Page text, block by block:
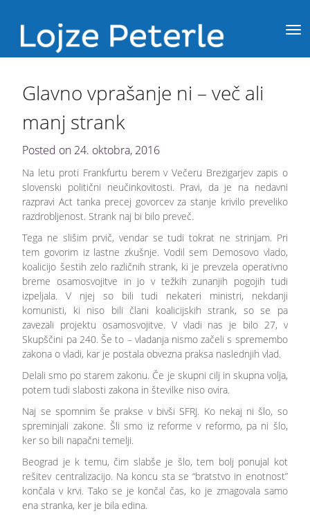
Glavno vprašanje ni – več ali
manj strank
Posted on 24. oktobra, 2016
Na letu proti Frankfurtu berem v Večeru Brezigarjev zapis o
slovenski politični neučinkovitosti. Pravi, da je na nedavni
razpravi Act tanka precej govorcev za stanje krivilo preveliko
razdrobljenost. Strank naj bi bilo preveč.
Tega ne slišim prvič, vendar se tudi tokrat ne strinjam. Pri
tem govorim iz lastne zkušnje. Vodil sem Demosovo vlado,
koalicijo šestih zelo različnih strank, ki je prevzela operativno
breme osamosvojitve in jo v težkih zunanjih pogojih tudi
izpeljala. V njej so bili tudi nekateri ministri, nekdanji
komunisti, ki niso bili člani koalicijskih strank, so se pa
zavezali projektu osamosvojitve. V vladi nas je bilo 27, v
Skupščini pa 240. Še to – vladanja nismo začeli s spremembo
zakona o vladi, kar je postala obvezna praksa naslednjih vlad.
Delali smo po starem zakonu. Če je skupni cilj in skupna volja,
potem tudi slabosti zakona in številke niso ovira.
Naj se spomnim še prakse v bivši SFRJ. Ko nekaj ni šlo, so
spreminjali zakone. Šli smo iz reforme v reformo, pa ni šlo,
ker so bili napačni temelji.
Beograd je k temu, čim slabše je šlo, tem bolj ponujal kot
rešitev centralizacijo. Na koncu sta se “bratstvo in enotnost”
končala v krvi. Tako se je končal čas, ko je zmagovala samo
ena stranka, ker je bila edina.